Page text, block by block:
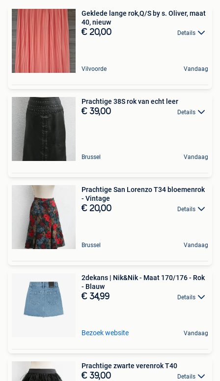
Geklede lange rok,Q/S by s. Oliver, maat
40, nieuw
€ 20,00 Details
Vilvoorde Vandaag
Prachtige 38S rok van echt leer
€ 39,00 Details
Brussel Vandaag
Prachtige San Lorenzo T34 bloemenrok
- Vintage
€ 20,00 Details
Brussel Vandaag
2dekans | Nik&Nik - Maat 170/176 - Rok
- Blauw
€ 34,99 Details
Bezoek website Vandaag
Prachtige zwarte verenrok T40
€ 39,00 Details